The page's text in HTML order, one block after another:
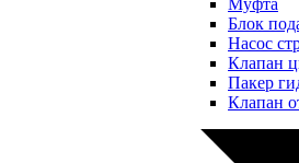
Муфта
Блок
Насос
Клапан
Пакер
Клапан